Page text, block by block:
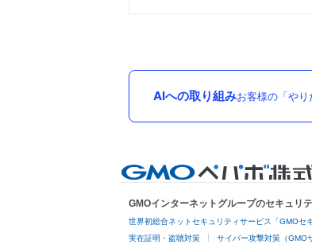
AIへの取り組みお客様の「や
GMOインターネットグループのセキュリ
世界初総合ネットセキュリティサービス「GMOセ
実在証明・盗聴対策 サイバー攻撃対策（GMO